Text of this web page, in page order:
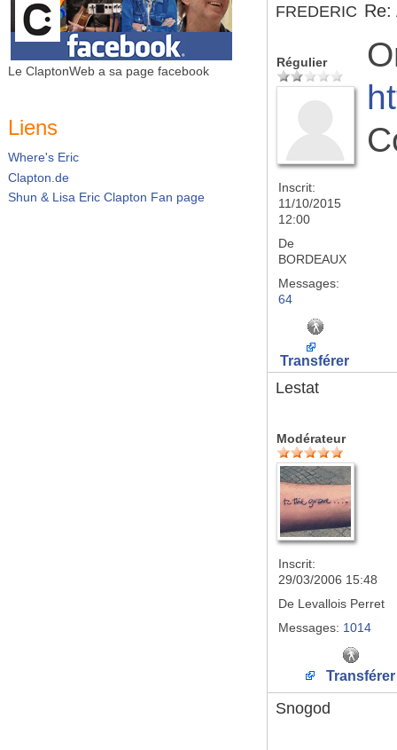
Le ClaptonWeb a sa page facebook
Liens
Where's Eric
Clapton.de
Shun & Lisa Eric Clapton Fan page
FREDERIC Re:
Régulier
Inscrit:
11/10/2015
12:00
De
BORDEAUX
Messages:
64
Transférer
Lestat
Modérateur
Inscrit:
29/03/2006 15:48
De Levallois Perret
Messages: 1014
Transférer
Snogod